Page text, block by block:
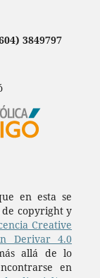
3849797
en esta se
de copyright y
Creative
Derivar 4.0
allá de lo
en